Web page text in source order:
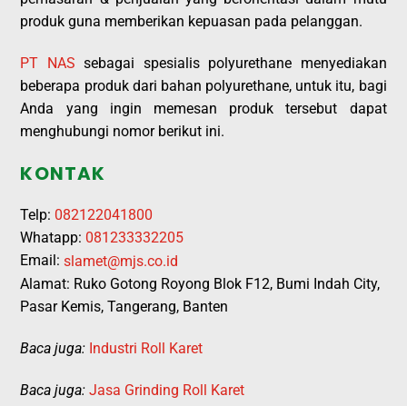
produk guna memberikan kepuasan pada pelanggan.
PT NAS sebagai spesialis polyurethane menyediakan
beberapa produk dari bahan polyurethane, untuk itu, bagi
Anda yang ingin memesan produk tersebut dapat
menghubungi nomor berikut ini.
KONTAK
Telp: 082122041800
Whatapp: 081233332205
Email:slamet@mjs.co.id
Alamat: Ruko Gotong Royong Blok F12, Bumi Indah City,
Pasar Kemis, Tangerang, Banten
Baca juga: Industri Roll Karet
Baca juga: Jasa Grinding Roll Karet